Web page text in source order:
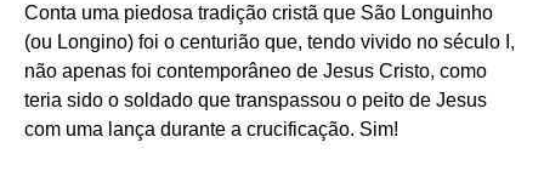
Conta uma piedosa tradição cristã que São Longuinho
(ou Longino) foi o centurião que, tendo vivido no século I,
não apenas foi contemporâneo de Jesus Cristo, como
teria sido o soldado que transpassou o peito de Jesus
com uma lança durante a crucificação. Sim!